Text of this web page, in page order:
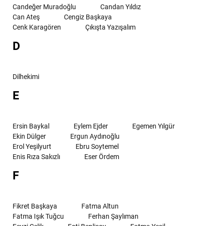
Candeğer Muradoğlu
Candan Yıldız
Can Ateş
Cengiz Başkaya
Cenk Karagören
Çıkışta Yazışalım
D
Dilhekimi
E
Ersin Baykal Eylem Ejder
Egemen Yılgür
Ekin Dülger
Ergun Aydınoğlu
Erol Yeşilyurt
Ebru Soytemel
Enis Rıza Sakızlı
Eser Ördem
F
Fikret Başkaya
Fatma Altun
Fatma Işık Tuğcu
Ferhan Şaylıman